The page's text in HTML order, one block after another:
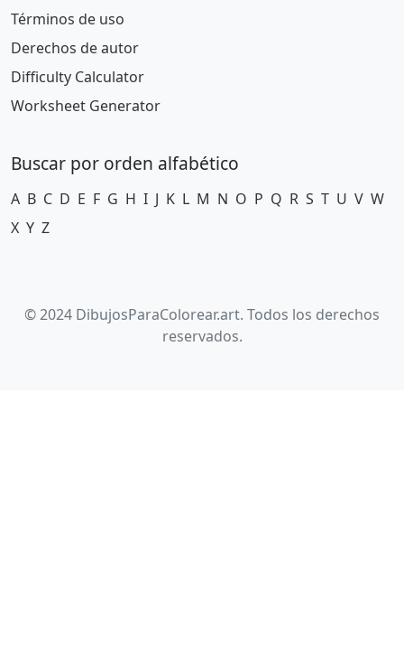
Términos de uso
Derechos de autor
Difficulty Calculator
Worksheet Generator
Buscar por orden alfabético
A B C D E F G H I J K L M N O P Q R S T U V W
X Y Z
© 2024 DibujosParaColorear.art. Todos los derechos
reservados.